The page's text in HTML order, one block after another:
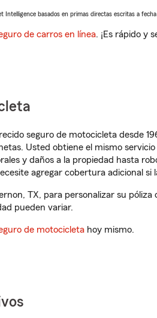
Intelligence basados en primas directas escritas a fecha
de carros en línea. ¡Es rápido y
seguro de motocicleta desde
Usted obtiene el mismo
y daños a la propiedad hasta
agregar cobertura adicional si
TX, para personalizar su
pueden variar.
de motocicleta hoy mismo.